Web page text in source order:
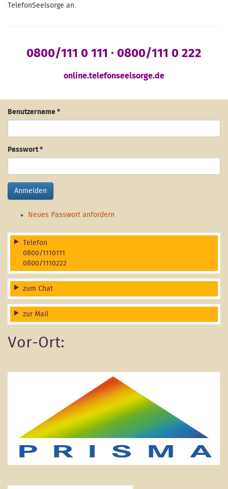
TelefonSeelsorge an.
0800/111 0 111 · 0800/111 0 222
online.telefonseelsorge.de
Benutzername *
Passwort*
Anmelden
Neues Passwort anfordern
Telefon
0800/1110111
0800/1110222
zum Chat
zur Mail
Vor-Ort: